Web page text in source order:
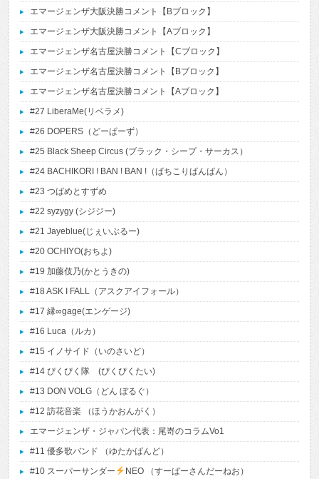
エマージェンザ大阪決勝コメント【Bブロック】
エマージェンザ大阪決勝コメント【Aブロック】
エマージェンザ名古屋決勝コメント【Cブロック】
エマージェンザ名古屋決勝コメント【Bブロック】
エマージェンザ名古屋決勝コメント【Aブロック】
#27 LiberaMe(リベラメ)
#26 DOPERS（どーぱーず）
#25 Black Sheep Circus (ブラック・シープ・サーカス）
#24 BACHIKORI ! BAN ! BAN !（ばちこりばんばん）
#23 つばめとすずめ
#22 syzygy (シジジー)
#21 Jayeblue(じぇいぶるー)
#20 OCHIYO(おちよ)
#19 加藤伎乃(かとうきの)
#18 ASK I FALL（アスクアイフォール）
#17 縁∞gage(エンゲージ)
#16 Luca（ルカ）
#15 イノサイド（いのさいど）
#14 ぴくぴく隊 (ぴくぴくたい)
#13 DON VOLG（どん ぼるぐ）
#12 訪花音楽 （ほうかおんがく）
エマージェンザ・ジャパン代表：尾嵜のコラムVo1
#11 優多歌バンド （ゆたかばんど）
#10 スーパーサンダー
NEO （すーぱーさんだーねお）